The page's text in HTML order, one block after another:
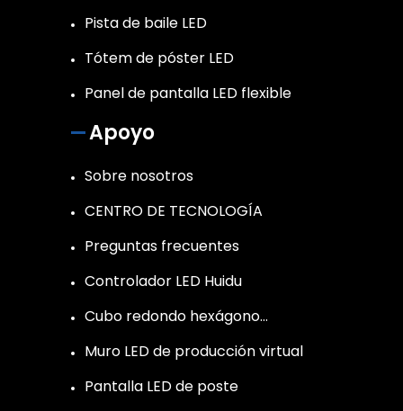
Pista de baile LED
Tótem de póster LED
Panel de pantalla LED flexible
Apoyo
Sobre nosotros
CENTRO DE TECNOLOGÍA
Preguntas frecuentes
Controlador LED Huidu
Cubo redondo hexágono…
Muro LED de producción virtual
Pantalla LED de poste